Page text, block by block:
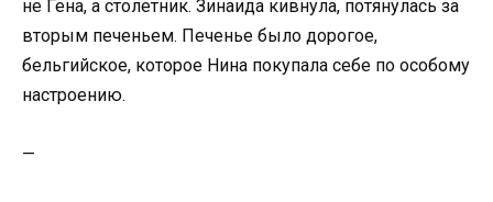
не Гена, а столетник. Зинаида кивнула, потянулась за
вторым печеньем. Печенье было дорогое,
бельгийское, которое Нина покупала себе по особому
настроению.
—